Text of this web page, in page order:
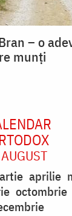
– o
munți
aprilie
octombrie